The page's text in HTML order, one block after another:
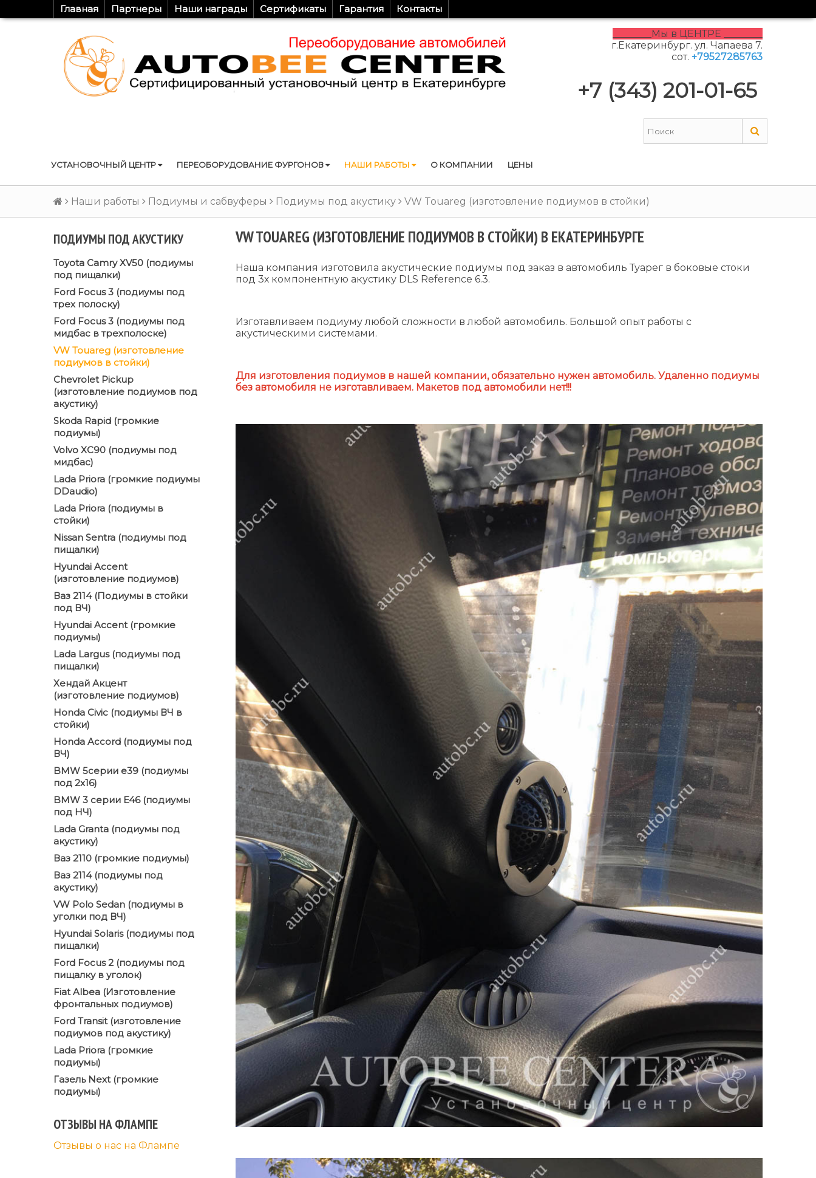
Главная Партнеры Наши награды Сертификаты Гарантия Контакты
________Мы в ЦЕНТРЕ ________
г.Екатеринбург. ул. Чапаева 7.
сот. +79527285763
+7 (343) 201-01-65
УСТАНОВОЧНЫЙ ЦЕНТР ПЕРЕОБОРУДОВАНИЕ ФУРГОНОВ НАШИ РАБОТЫ О КОМПАНИИ ЦЕНЫ
Наши работы Подиумы и сабвуферы Подиумы под акустику VW Touareg (изготовление подиумов в стойки)
ПОДИУМЫ ПОД АКУСТИКУ
Toyota Camry XV50 (подиумы
под пищалки)
Ford Focus 3 (подиумы под
трех полоску)
Ford Focus 3 (подиумы под
мидбас в трехполоске)
VW Touareg (изготовление
подиумов в стойки)
Chevrolet Pickup
(изготовление подиумов под
акустику)
Skoda Rapid (громкие
подиумы)
Volvo XC90 (подиумы под
мидбас)
Lada Priora (громкие подиумы
DDaudio)
Lada Priora (подиумы в
стойки)
Nissan Sentra (подиумы под
пищалки)
Hyundai Accent
(изготовление подиумов)
Ваз 2114 (Подиумы в стойки
под ВЧ)
Hyundai Accent (громкие
подиумы)
Lada Largus (подиумы под
пищалки)
Хендай Акцент
(изготовление подиумов)
Honda Civic (подиумы ВЧ в
стойки)
Honda Accord (подиумы под
ВЧ)
BMW 5серии е39 (подиумы
под 2x16)
BMW 3 серии E46 (подиумы
под НЧ)
Lada Granta (подиумы под
акустику)
Ваз 2110 (громкие подиумы)
Ваз 2114 (подиумы под
акустику)
VW Polo Sedan (подиумы в
уголки под ВЧ)
Hyundai Solaris (подиумы под
пищалки)
Ford Focus 2 (подиумы под
пищалку в уголок)
Fiat Albea (Изготовление
фронтальных подиумов)
Ford Transit (изготовление
подиумов под акустику)
Lada Priora (громкие
подиумы)
Газель Next (громкие
подиумы)
ОТЗЫВЫ НА ФЛАМПЕ
Отзывы о нас на Флампе
VW TOUAREG (ИЗГОТОВЛЕНИЕ ПОДИУМОВ В СТОЙКИ) В ЕКАТЕРИНБУРГЕ
Наша компания изготовила акустические подиумы под заказ в автомобиль Туарег в боковые стоки
под 3х компонентную акустику DLS Reference 6.3.
Изготавливаем подиуму любой сложности в любой автомобиль. Большой опыт работы с
акустическими системами.
Для изготовления подиумов в нашей компании, обязательно нужен автомобиль. Удаленно подиумы
без автомобиля не изготавливаем. Макетов под автомобили нет!!!